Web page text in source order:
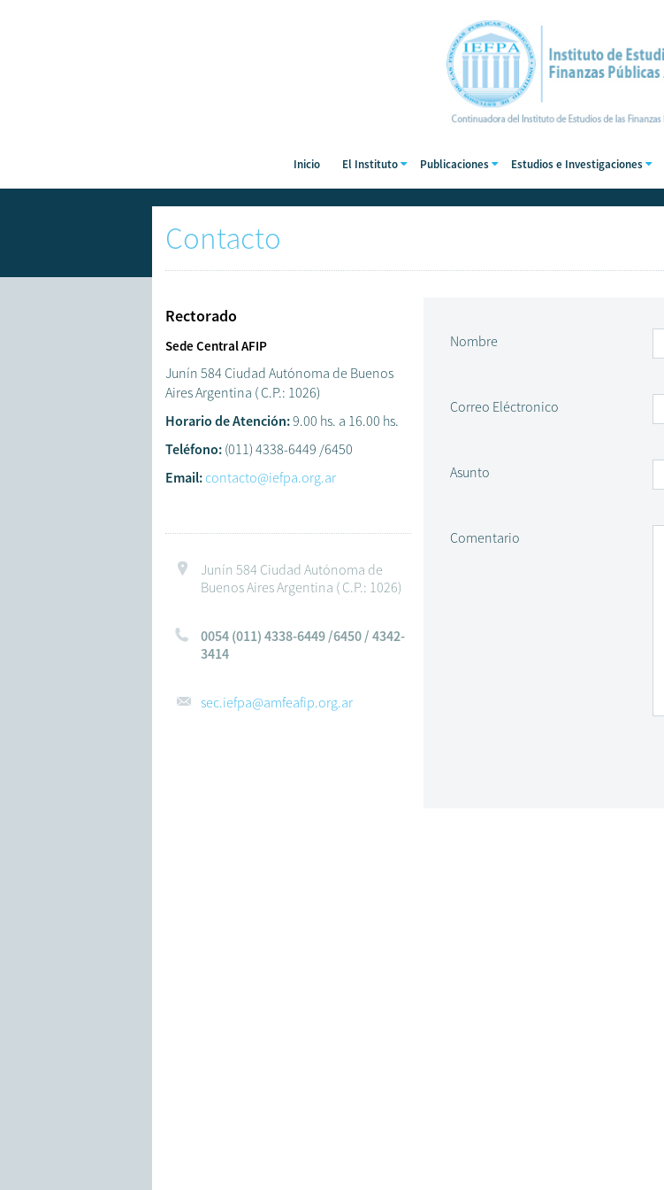
Inicio El Instituto Publicaciones Estudios e Investigaciones
Contacto
Rectorado
Sede Central AFIP
Junín 584 Ciudad Autónoma de Buenos
Aires Argentina ( C.P.: 1026)
Horario de Atención:9.00 hs. a 16.00 hs.
Teléfono: (011) 4338-6449 /6450
Email: contacto@iefpa.org.ar
Junín 584 Ciudad Autónoma de
Buenos Aires Argentina ( C.P.: 1026)
0054 (011) 4338-6449 /6450 / 4342-
3414
sec.iefpa@amfeafip.org.ar
Nombre
Correo Eléctronico
Asunto
Comentario